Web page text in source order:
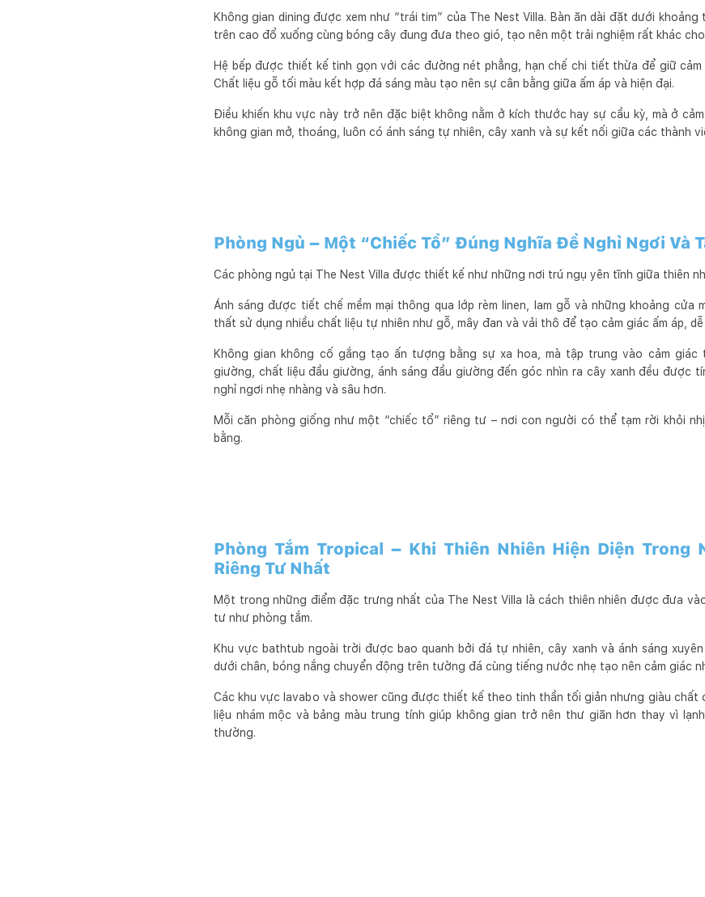
Không gian dining được xem như “trái tim” của The Nest Villa. Bàn ăn dài đặt dưới
trên cao đổ xuống cùng bóng cây đung đưa theo gió, tạo nên một trải nghiệm rất khác
Hệ bếp được thiết kế tinh gọn với các đường nét phẳng, hạn chế chi tiết thừa để giữ
Chất liệu gỗ tối màu kết hợp đá sáng màu tạo nên sự cân bằng giữa ấm áp và hiện đại.
Điều khiến khu vực này trở nên đặc biệt không nằm ở kích thước hay sự cầu kỳ, mà ở
không gian mở, thoáng, luôn có ánh sáng tự nhiên, cây xanh và sự kết nối giữa các thành
Phòng Ngủ – Một “Chiếc Tổ” Đúng Nghĩa Để Nghỉ Ngơi Và
Các phòng ngủ tại The Nest Villa được thiết kế như những nơi trú ngụ yên tĩnh giữa thiên
Ánh sáng được tiết chế mềm mại thông qua lớp rèm linen, lam gỗ và những khoảng cửa
thất sử dụng nhiều chất liệu tự nhiên như gỗ, mây đan và vải thô để tạo cảm giác ấm áp, dễ
Không gian không cố gắng tạo ấn tượng bằng sự xa hoa, mà tập trung vào cảm
giường, chất liệu đầu giường, ánh sáng đầu giường đến góc nhìn ra cây xanh đều được
nghỉ ngơi nhẹ nhàng và sâu hơn.
Mỗi căn phòng giống như một “chiếc tổ” riêng tư – nơi con người có thể tạm rời khỏi
bằng.
Phòng Tắm Tropical – Khi Thiên Nhiên Hiện Diện Trong
Riêng Tư Nhất
Một trong những điểm đặc trưng nhất của The Nest Villa là cách thiên nhiên được đưa
tư như phòng tắm.
Khu vực bathtub ngoài trời được bao quanh bởi đá tự nhiên, cây xanh và ánh sáng
dưới chân, bóng nắng chuyển động trên tường đá cùng tiếng nước nhẹ tạo nên cảm giác
Các khu vực lavabo và shower cũng được thiết kế theo tinh thần tối giản nhưng giàu chất
liệu nhám mộc và bảng màu trung tính giúp không gian trở nên thư giãn hơn thay vì
thường.